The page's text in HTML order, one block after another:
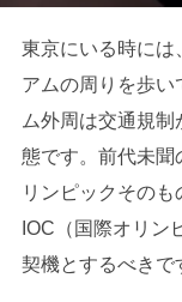
東京にいる時には
アムの周りを歩い
ム外周は交通規
態です。前代未聞
リンピックそのも
IOC（国際オリン
契機とするべきで